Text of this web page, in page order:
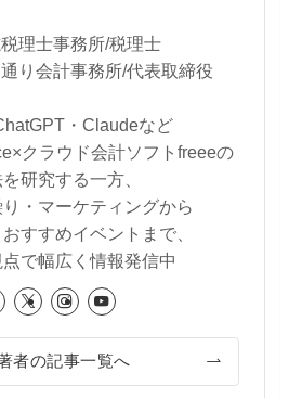
理士事務所/税理士
り会計事務所/代表取締役
・Claudeなど
クラウド会計ソフトfreeeの
研究する一方、
・マーケティングから
すすめイベントまで、
で幅広く情報発信中
者の記事一覧へ